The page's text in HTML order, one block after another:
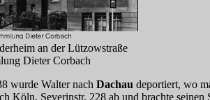
an der Lützowstraße
Dieter Corbach
wurde Walter nach Dachau deportiert, wo
Köln, Severinstr. 228 ab und brachte